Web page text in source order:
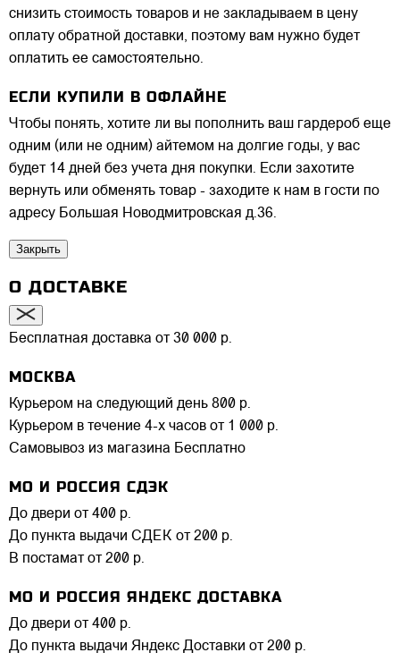
снизить стоимость товаров и не закладываем в цену
оплату обратной доставки, поэтому вам нужно будет
оплатить ее самостоятельно.
ЕСЛИ КУПИЛИ В ОФЛАЙНЕ
Чтобы понять, хотите ли вы пополнить ваш гардероб еще
одним (или не одним) айтемом на долгие годы, у вас
будет 14 дней без учета дня покупки. Если захотите
вернуть или обменять товар - заходите к нам в гости по
адресу Большая Новодмитровская д.36.
Закрыть
О ДОСТАВКЕ
Бесплатная доставка от 30 000 р.
МОСКВА
Курьером на следующий день 800 р.
Курьером в течение 4-х часов от 1 000 р.
Самовывоз из магазина Бесплатно
МО И РОССИЯ СДЭК
До двери от 400 р.
До пункта выдачи СДЕК от 200 р.
В постамат от 200 р.
МО И РОССИЯ ЯНДЕКС ДОСТАВКА
До двери от 400 р.
До пункта выдачи Яндекс Доставки от 200 р.